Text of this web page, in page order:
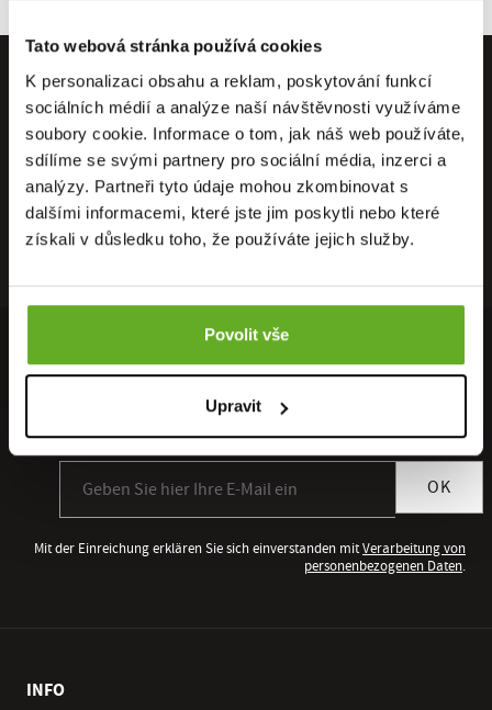
Tato webová stránka používá cookies
K personalizaci obsahu a reklam, poskytování funkcí
sociálních médií a analýze naší návštěvnosti využíváme
soubory cookie. Informace o tom, jak náš web používáte,
sdílíme se svými partnery pro sociální média, inzerci a
analýzy. Partneři tyto údaje mohou zkombinovat s
dalšími informacemi, které jste jim poskytli nebo které
získali v důsledku toho, že používáte jejich služby.
Povolit vše
Upravit
MELDEN SIE SICH FÜR UNSEREN NEWSLETTER AN
Sie erhalten als Erster Zugang zu allen neuen Kollektionen und
Sonderangeboten.
OK
Mit der Einreichung erklären Sie sich einverstanden mitVerarbeitung von
personenbezogenen Daten.
INFO